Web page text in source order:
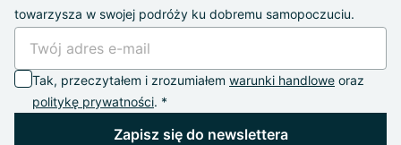
towarzysza w swojej podróży ku dobremu samopoczuciu.
Tak, przeczytałem i zrozumiałem warunki handlowe oraz
politykę prywatności. *
Zapisz się do newslettera